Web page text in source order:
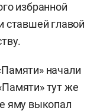
избранной
ставшей главой
начали
тут же
яму выкопал